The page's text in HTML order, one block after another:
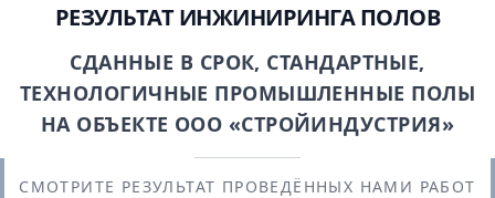
РЕЗУЛЬТАТ ИНЖИНИРИНГА ПОЛОВ
СДАННЫЕ В СРОК, СТАНДАРТНЫЕ,
ТЕХНОЛОГИЧНЫЕ ПРОМЫШЛЕННЫЕ ПОЛЫ
НА ОБЪЕКТЕ ООО «СТРОЙИНДУСТРИЯ»
СМОТРИТЕ РЕЗУЛЬТАТ ПРОВЕДЁННЫХ НАМИ РАБОТ